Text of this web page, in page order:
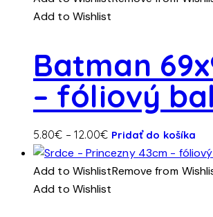
through
si
Add to Wishlist
Batman
– fóliový
5.80€ – 12.00€Price
range:
5.80€
through
Pridať do košíka
má
Add to WishlistRemove from
Add to Wishlist